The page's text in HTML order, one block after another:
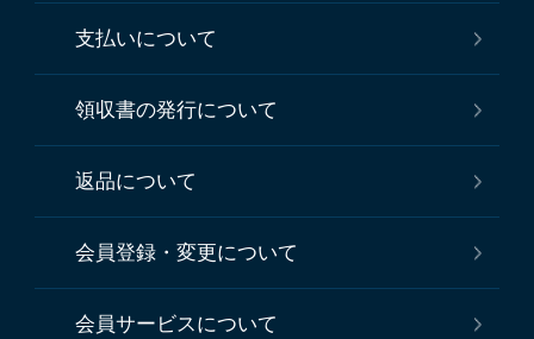
支払いについて
領収書の発行について
返品について
会員登録・変更について
会員サービスについて